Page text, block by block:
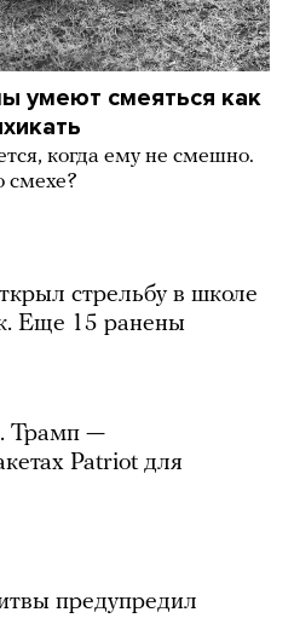
умеют смеяться как
когда ему не смешно.
смехе?
стрельбу в школе
Еще 15 ранены
Трамп —
Patriot для
предупредил